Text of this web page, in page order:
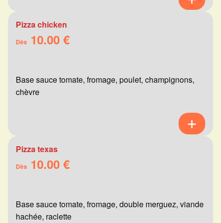
Pizza chicken
Dès 10.00 €
Base sauce tomate, fromage, poulet, champignons,
chèvre
Pizza texas
Dès 10.00 €
Base sauce tomate, fromage, double merguez, viande
hachée, raclette